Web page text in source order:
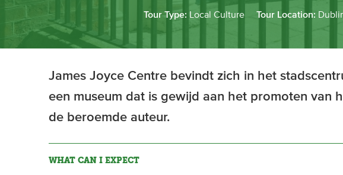
Tour Type: Local Culture Tour Location:
James Joyce Centre bevindt zich in het
een museum dat is gewijd aan het promoten van
de beroemde auteur.
WHAT CAN I EXPECT